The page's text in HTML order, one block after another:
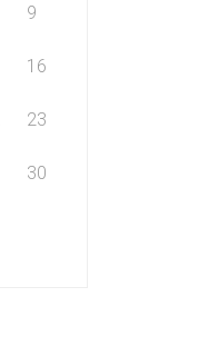
9
16
23
30